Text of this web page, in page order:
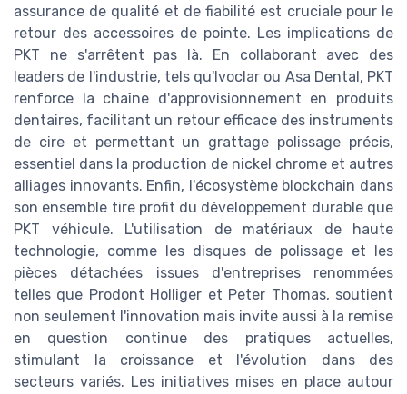
assurance de qualité et de fiabilité est cruciale pour le
retour des accessoires de pointe. Les implications de
PKT ne s'arrêtent pas là. En collaborant avec des
leaders de l'industrie, tels qu'Ivoclar ou Asa Dental, PKT
renforce la chaîne d'approvisionnement en produits
dentaires, facilitant un retour efficace des instruments
de cire et permettant un grattage polissage précis,
essentiel dans la production de nickel chrome et autres
alliages innovants. Enfin, l'écosystème blockchain dans
son ensemble tire profit du développement durable que
PKT véhicule. L'utilisation de matériaux de haute
technologie, comme les disques de polissage et les
pièces détachées issues d'entreprises renommées
telles que Prodont Holliger et Peter Thomas, soutient
non seulement l'innovation mais invite aussi à la remise
en question continue des pratiques actuelles,
stimulant la croissance et l'évolution dans des
secteurs variés. Les initiatives mises en place autour